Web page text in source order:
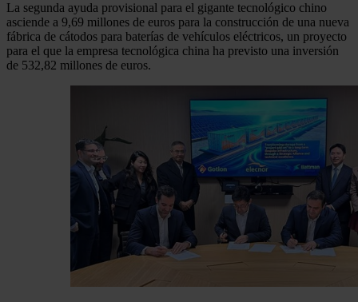
La segunda ayuda provisional para el gigante tecnológico chino
asciende a 9,69 millones de euros para la construcción de una nueva
fábrica de cátodos para baterías de vehículos eléctricos, un proyecto
para el que la empresa tecnológica china ha previsto una inversión
de 532,82 millones de euros.